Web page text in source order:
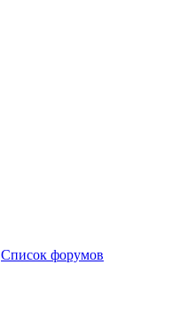
Список форумов